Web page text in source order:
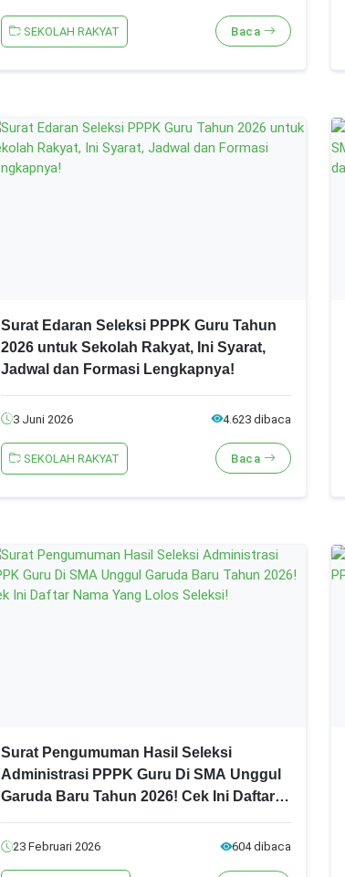
SEKOLAH RAKYAT Baca
Surat Edaran Seleksi PPPK Guru Tahun
2026 untuk Sekolah Rakyat, Ini Syarat,
Jadwal dan Formasi Lengkapnya!
3 Juni 2026 4.623 dibaca
SEKOLAH RAKYAT Baca
Surat Pengumuman Hasil Seleksi
Administrasi PPPK Guru Di SMA Unggul
Garuda Baru Tahun 2026! Cek Ini Daftar
23 Februari 2026 604 dibaca